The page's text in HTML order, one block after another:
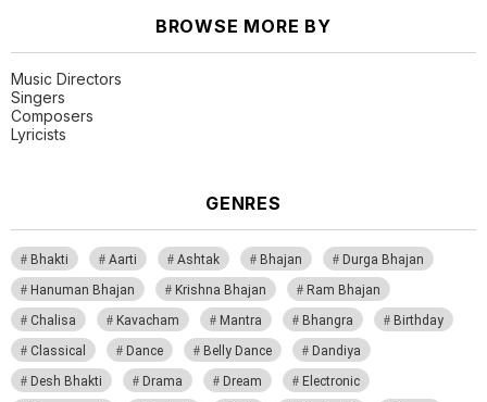
BROWSE MORE BY
Music Directors
Singers
Composers
Lyricists
GENRES
Bhakti Aarti Ashtak Bhajan
Durga Bhajan
Hanuman Bhajan
Krishna Bhajan
Ram Bhajan
Chalisa
Kavacham Mantra Bhangra
Birthday
Classical
Dance Belly Dance
Dandiya
Desh Bhakti
Drama Dream
Electronic